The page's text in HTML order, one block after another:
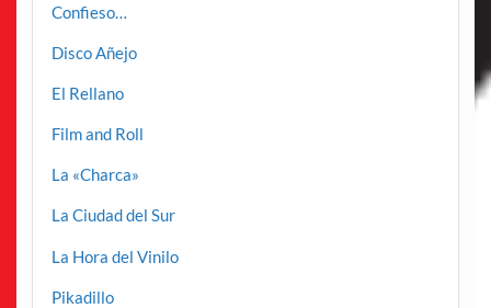
Confieso…
Disco Añejo
El Rellano
Film and Roll
La «Charca»
La Ciudad del Sur
La Hora del Vinilo
Pikadillo